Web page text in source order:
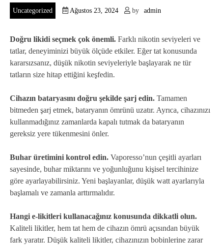
Uncategorized Ağustos 23, 2024 by admin
Doğru likidi seçmek çok önemli. Farklı nikotin seviyeleri ve
tatlar, deneyiminizi büyük ölçüde etkiler. Eğer tat konusunda
kararsızsanız, düşük nikotin seviyeleriyle başlayarak ne tür
tatların size hitap ettiğini keşfedin.
Cihazın bataryasını doğru şekilde şarj edin. Tamamen
bitmeden şarj etmek, bataryanın ömrünü uzatır. Ayrıca, cihazınızı
kullanmadığınız zamanlarda kapalı tutmak da bataryanın
gereksiz yere tükenmesini önler.
Buhar üretimini kontrol edin. Vaporesso’nun çeşitli ayarları
sayesinde, buhar miktarını ve yoğunluğunu kişisel tercihinize
göre ayarlayabilirsiniz. Yeni başlayanlar, düşük watt ayarlarıyla
başlamalı ve zamanla arttırmalıdır.
Hangi e-likitleri kullanacağınız konusunda dikkatli olun.
Kaliteli likitler, hem tat hem de cihazın ömrü açısından büyük
fark yaratır. Düşük kaliteli likitler, cihazınızın bobinlerine zarar